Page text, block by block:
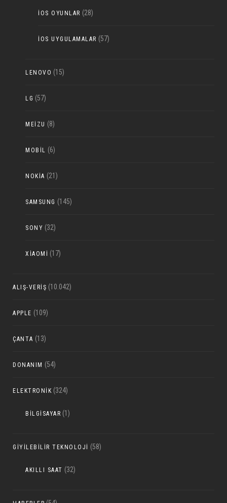
IOS OYUNLAR (28)
IOS UYGULAMALAR (57)
LENOVO (15)
LG (57)
MEIZU (8)
MOBIL (6)
NOKIA (21)
SAMSUNG (145)
SONY (32)
XIAOMI (17)
ALIŞ-VERIŞ (10.042)
APPLE (109)
ÇANTA (13)
DONANIM (54)
ELEKTRONIK (324)
BILGISAYAR (1)
GIYILEBILIR TEKNOLOJI (58)
AKILLI SAAT (32)